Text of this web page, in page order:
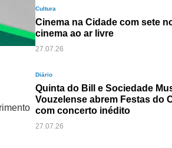
Cultura
Cinema na Cidade com sete
cinema ao ar livre
27.07.26
Diário
Quinta do Bill e Sociedade
Vouzelense abrem Festas do
com concerto inédito
27.07.26